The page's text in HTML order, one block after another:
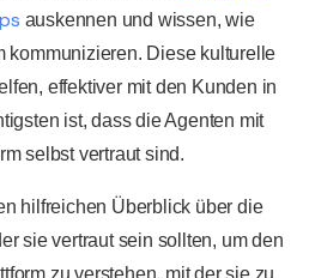
auskennen und wissen, wie
kommunizieren. Diese kulturelle
effektiver mit den Kunden in
ist, dass die Agenten mit
selbst vertraut sind.
hilfreichen Überblick über die
sie vertraut sein sollten, um den
zu verstehen, mit der sie zu